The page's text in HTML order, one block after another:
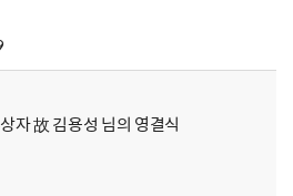
자 故 김용성 님의 영결식